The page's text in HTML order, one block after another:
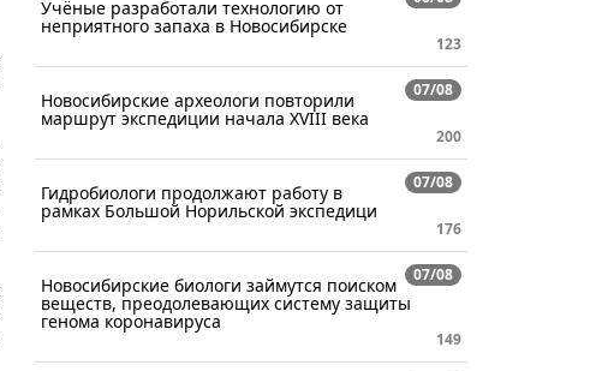
Учёные разработали технологию от
неприятного запаха в Новосибирске
123
07/08
Новосибирские археологи повторили
маршрут экспедиции начала XVIII века
200
07/08
Гидробиологи продолжают работу в
рамках Большой Норильской экспедици
176
07/08
Новосибирские биологи займутся поиском
веществ, преодолевающих систему защиты
генома коронавируса
149